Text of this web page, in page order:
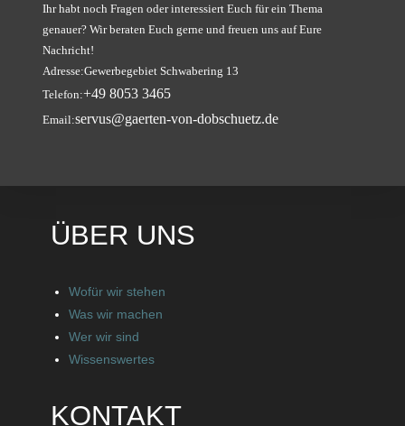
Ihr habt noch Fragen oder interessiert Euch für ein Thema
genauer? Wir beraten Euch gerne und freuen uns auf Eure
Nachricht!
Adresse:Gewerbegebiet Schwabering 13
Telefon:+49 8053 3465
Email:servus@gaerten-von-dobschuetz.de
ÜBER UNS
Wofür wir stehen
Was wir machen
Wer wir sind
Wissenswertes
KONTAKT